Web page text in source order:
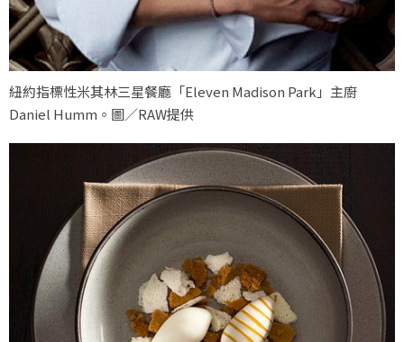
紐約指標性米其林三星餐廳「Eleven Madison Park」主廚
Daniel Humm。圖／RAW提供